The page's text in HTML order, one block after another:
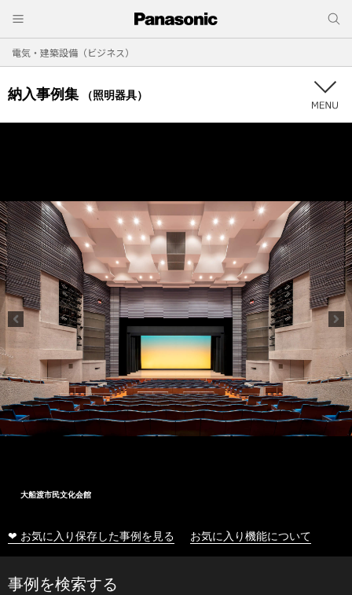
電気・建築設備（ビジネス）
納入事例集 （照明器具）
大船渡市民文化会館
❤ お気に入り保存した事例を見る お気に入り機能について
事例を検索する